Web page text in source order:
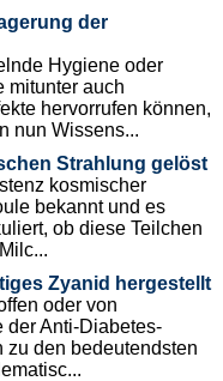
der
Hygiene oder
mitunter auch
hervorrufen können,
nun Wissens...
Strahlung gelöst
kosmischer
bekannt und es
ob diese Teilchen
Zyanid hergestellt
oder von
der Anti-Diabetes-
den bedeutendsten